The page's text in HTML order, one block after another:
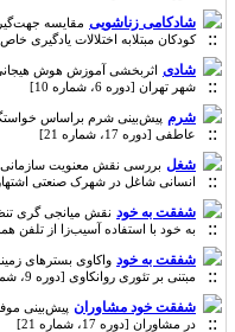
شادکامی زناشویی مقایسه جهت‌گیری
کودکان مبتلابه اختلالات یادگیری خاص و
شادی اثربخشی آموزش هوش هیجانی
شهر تهران [دوره 6، شماره 10]
شرم پیش‌بینی شرم براساس خواستگی
عاطفی [دوره 17، شماره 21]
شغل بررسی نقش معنویت سازمانی در
انسانی شاغل در شهرک صنعتی اشتهارد [دوره 16،
شفقت به خود نقش میانجی گری
به خود با استفاده آسیب‌زا از تلفن همراه در
شفقت به خود واکاوی بسترهای
مبتنی بر تئوری روانکاوی [دوره 9، شماره 13]
شفقت خود مشاوران پیش‌بینی
در مشاوران [دوره 17، شماره 21]